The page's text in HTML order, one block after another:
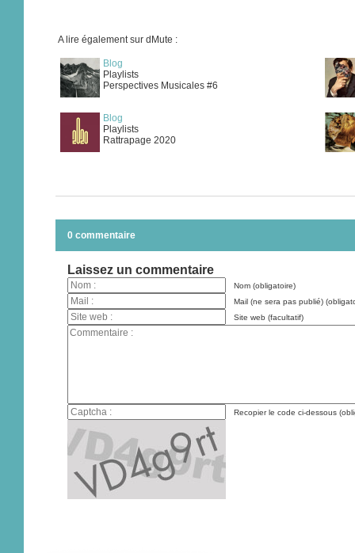
A lire également sur dMute :
Blog
Playlists
Perspectives Musicales #6
Blog
Playlists
Rattrapage 2020
0 commentaire
Laissez un commentaire
Nom (obligatoire)
Mail (ne sera pas publié)
Site web (facultatif)
Recopier le code ci-dessous